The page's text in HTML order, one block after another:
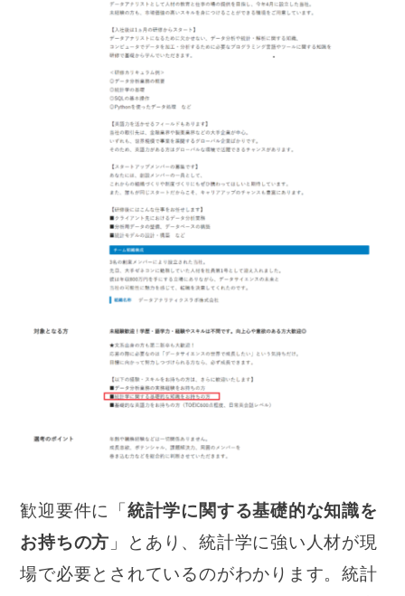
歓迎要件に「統計学に関する基礎的な知識を
お持ちの方 」とあり、統計学に強い人材が現
場で必要とされているのがわかります。統計